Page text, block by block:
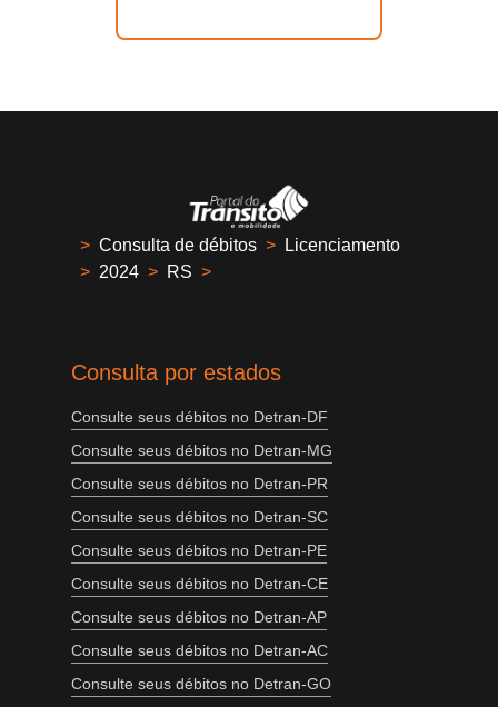
> Consulta de débitos >
Licenciamento
> 2024 > RS >
Consulta por estados
Consulte seus débitos no Detran-DF
Consulte seus débitos no Detran-MG
Consulte seus débitos no Detran-PR
Consulte seus débitos no Detran-SC
Consulte seus débitos no Detran-PE
Consulte seus débitos no Detran-CE
Consulte seus débitos no Detran-AP
Consulte seus débitos no Detran-AC
Consulte seus débitos no Detran-GO